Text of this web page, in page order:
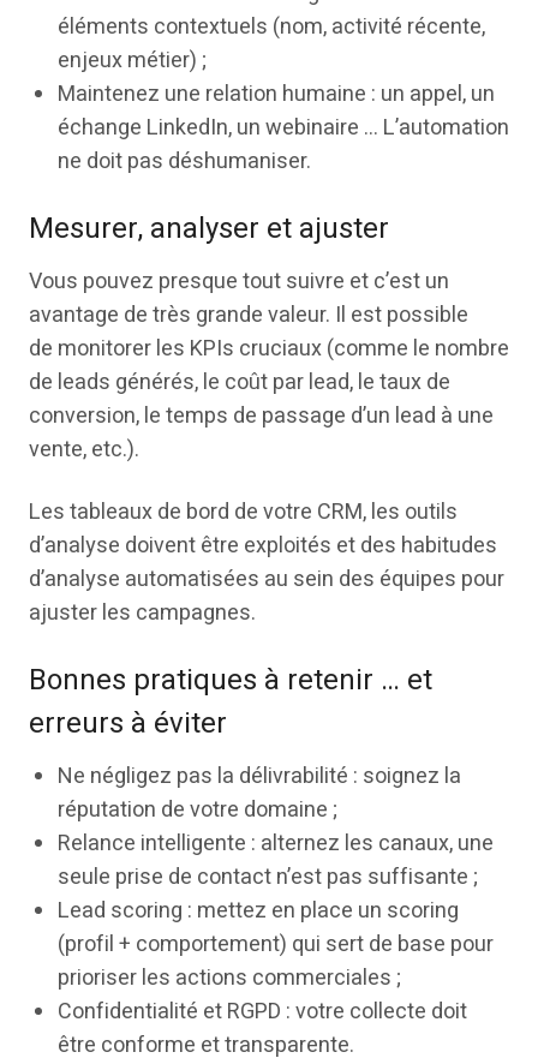
éléments contextuels (nom, activité récente,
enjeux métier) ;
Maintenez une relation humaine : un appel, un
échange LinkedIn, un webinaire … L’automation
ne doit pas déshumaniser.
Mesurer, analyser et ajuster
Vous pouvez presque tout suivre et c’est un
avantage de très grande valeur. Il est possible
de monitorer les KPIs cruciaux (comme le nombre
de leads générés, le coût par lead, le taux de
conversion, le temps de passage d’un lead à une
vente, etc.).
Les tableaux de bord de votre CRM, les outils
d’analyse doivent être exploités et des habitudes
d’analyse automatisées au sein des équipes pour
ajuster les campagnes.
Bonnes pratiques à retenir … et
erreurs à éviter
Ne négligez pas la délivrabilité : soignez la
réputation de votre domaine ;
Relance intelligente : alternez les canaux, une
seule prise de contact n’est pas suffisante ;
Lead scoring : mettez en place un scoring
(profil + comportement) qui sert de base pour
prioriser les actions commerciales ;
Confidentialité et RGPD : votre collecte doit
être conforme et transparente.